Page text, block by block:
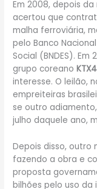
Em 2008, depois
acertou que
malha ferroviária,
pelo Banco
Social (BNDES).
grupo coreano
interesse. O leilão,
empreiteiras
se outro
julho daquele ano,
Depois disso, outro
fazendo a obra e
proposta
bilhões pelo uso